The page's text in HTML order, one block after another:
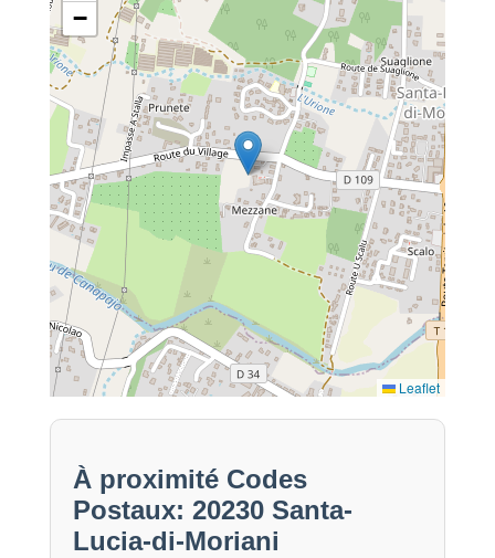
−
Leaflet
À proximité Codes
Postaux: 20230 Santa-
Lucia-di-Moriani